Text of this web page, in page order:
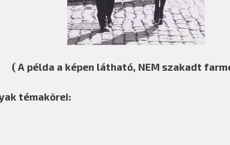
( A példa a képen látható, NEM szakadt
témakörei: